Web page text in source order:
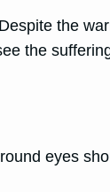
the
the
eyes